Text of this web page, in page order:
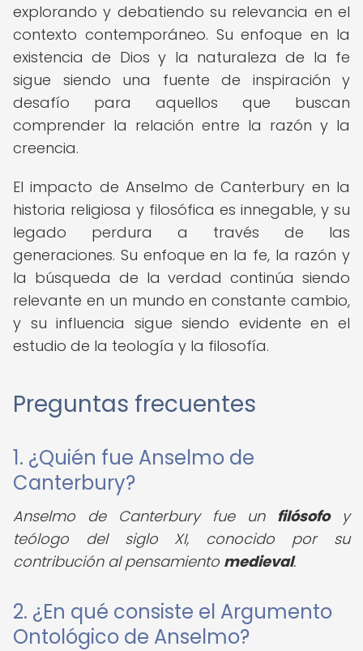
explorando y debatiendo su relevancia en el
contexto contemporáneo. Su enfoque en la
existencia de Dios y la naturaleza de la fe
sigue siendo una fuente de inspiración y
desafío para aquellos que buscan
comprender la relación entre la razón y la
creencia.
El impacto de Anselmo de Canterbury en la
historia religiosa y filosófica es innegable, y su
legado perdura a través de las
generaciones. Su enfoque en la fe, la razón y
la búsqueda de la verdad continúa siendo
relevante en un mundo en constante cambio,
y su influencia sigue siendo evidente en el
estudio de la teología y la filosofía.
Preguntas frecuentes
1. ¿Quién fue Anselmo de
Canterbury?
Anselmo de Canterbury fue un filósofoy
teólogo del siglo XI, conocido por su
contribución al pensamiento medieval.
2. ¿En qué consiste el Argumento
Ontológico de Anselmo?